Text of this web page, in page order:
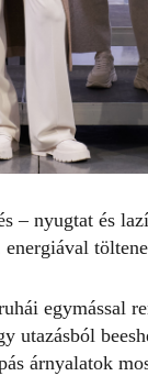
– nyugtat és
energiával
egymással
utazásból
árnyalatok